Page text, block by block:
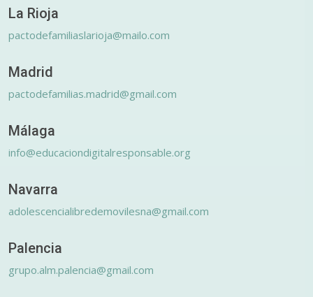
La Rioja
pactodefamiliaslarioja@mailo.com
Madrid
pactodefamilias.madrid@gmail.com
Málaga
info@educaciondigitalresponsable.org
Navarra
adolescencialibredemovilesna@gmail.com
Palencia
grupo.alm.palencia@gmail.com